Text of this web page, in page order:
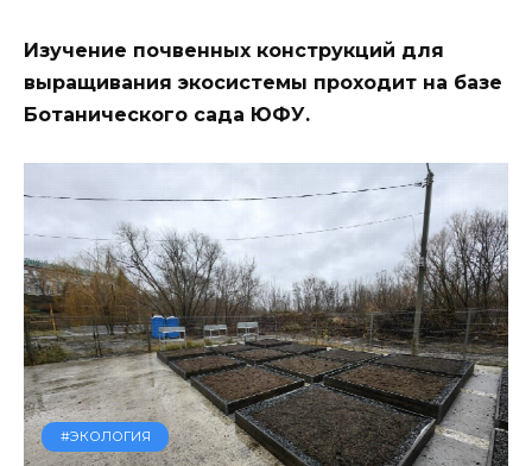
Изучение почвенных конструкций для
выращивания экосистемы проходит на базе
Ботанического сада ЮФУ.
#ЭКОЛОГИЯ